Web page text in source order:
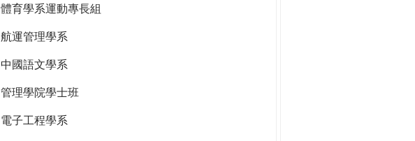
體育學系運動專長組
航運管理學系
中國語文學系
管理學院學士班
電子工程學系